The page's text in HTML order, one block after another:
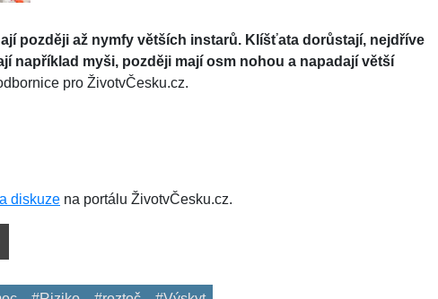
později až nymfy větších instarů. Klíšťata dorůstají, nejdříve
například myši, později mají osm nohou a napadají větší
pro ŽivotvČesku.cz.
diskuze na portálu ŽivotvČesku.cz.